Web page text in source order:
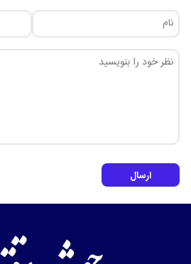
ارسال